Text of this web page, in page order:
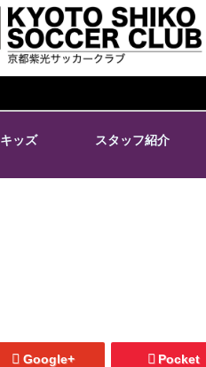
キッズ スタッフ紹介
Google+ Pocket